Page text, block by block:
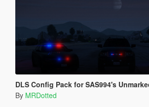
DLS Config Pack for SAS994's
By MRDotted